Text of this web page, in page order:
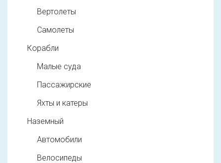
Вертолеты
Самолеты
Корабли
Малые суда
Пассажирские
Яхты и катеры
Наземный
Автомобили
Велосипеды